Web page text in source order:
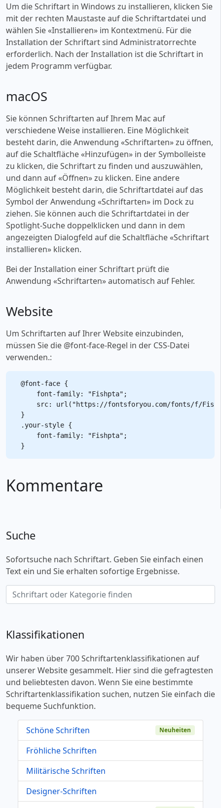
Um die Schriftart in Windows zu installieren, klicken Sie
mit der rechten Maustaste auf die Schriftartdatei und
wählen Sie «‎Installieren» im Kontextmenü. Für die
Installation der Schriftart sind Administratorrechte
erforderlich. Nach der Installation ist die Schriftart in
jedem Programm verfügbar.
macOS
Sie können Schriftarten auf Ihrem Mac auf
verschiedene Weise installieren. Eine Möglichkeit
besteht darin, die Anwendung «‎Schriftarten» zu öffnen,
auf die Schaltfläche «‎Hinzufügen» in der Symbolleiste
zu klicken, die Schriftart zu finden und auszuwählen,
und dann auf «‎Öffnen» zu klicken. Eine andere
Möglichkeit besteht darin, die Schriftartdatei auf das
Symbol der Anwendung «‎Schriftarten» im Dock zu
ziehen. Sie können auch die Schriftartdatei in der
Spotlight-Suche doppelklicken und dann in dem
angezeigten Dialogfeld auf die Schaltfläche «‎Schriftart
installieren» klicken.
Bei der Installation einer Schriftart prüft die
Anwendung «‎Schriftarten» automatisch auf Fehler.
Website
Um Schriftarten auf Ihrer Website einzubinden,
müssen Sie die @font-face-Regel in der CSS-Datei
verwenden.:
@font-face {
    font-family: "Fishpta";
src: url("https://fontsforyou.com/fonts/f/
}
.your-style {
    font-family: "Fishpta";
Kommentare
Suche
Sofortsuche nach Schriftart. Geben Sie einfach einen
Text ein und Sie erhalten sofortige Ergebnisse.
Klassifikationen
Wir haben über 700 Schriftartenklassifikationen auf
unserer Website gesammelt. Hier sind die gefragtesten
und beliebtesten davon. Wenn Sie eine bestimmte
Schriftartenklassifikation suchen, nutzen Sie einfach die
bequeme Suchfunktion.
Schöne Schriften Neuheiten
Fröhliche Schriften
Militärische Schriften
Designer-Schriften